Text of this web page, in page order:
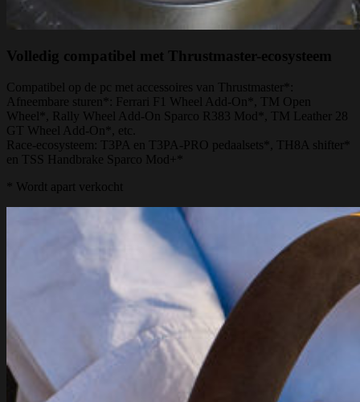
Volledig compatibel met Thrustmaster-ecosysteem
Compatibel op de pc met accessoires van Thrustmaster*:
Afneembare sturen*: Ferrari F1 Wheel Add-On*, TM Open
Wheel*, Rally Wheel Add-On Sparco R383 Mod*, TM Leather 28
GT Wheel Add-On*, etc.
Race-ecosysteem: T3PA en T3PA-PRO pedaalsets*, TH8A shifter*
en TSS Handbrake Sparco Mod+*
* Wordt apart verkocht